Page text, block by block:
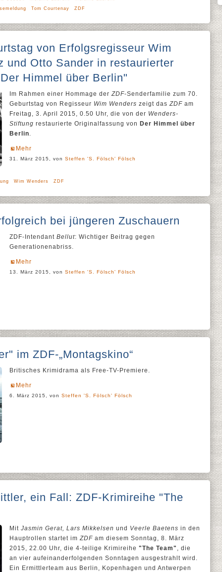
Tom Courtenay ZDF
von Erfolgsregisseur Wim
und Otto Sander in restaurierter
Himmel über Berlin"
Im Rahmen einer Hommage derZDF-Senderfamilie zum 70.
Geburtstag von Regisseur Wim Wenders zeigt dasZDF am
Freitag, 3. April 2015, 0.50 Uhr, die von der Wenders-
Stiftung restaurierte Originalfassung von Der Himmel über
Berlin.
Mehr
31. März 2015, von Steffen 'S. Fölsch' Fölsch
Wim Wenders ZDF
bei jüngeren Zuschauern
ZDF-Intendant Bellut: Wichtiger Beitrag gegen
Generationenabriss.
Mehr
13. März 2015, von Steffen 'S. Fölsch' Fölsch
im ZDF-„Montagskino“
Britisches Krimidrama als Free-TV-Premiere.
Mehr
6. März 2015, von Steffen 'S. Fölsch' Fölsch
ein Fall: ZDF-Krimireihe "The
Mit Jasmin Gerat, Lars Mikkelsen und Veerle Baetens in den
Hauptrollen startet imZDF am diesem Sonntag, 8. März
2015, 22.00 Uhr, die 4-teilige Krimireihe "The Team" , die
an vier aufeinanderfolgenden Sonntagen ausgestrahlt wird.
Ein Ermittlerteam aus Berlin, Kopenhagen und Antwerpen